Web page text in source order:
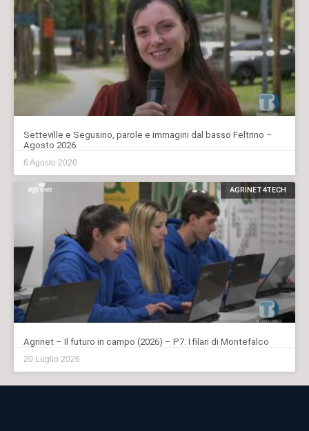
Setteville e Segusino, parole e immagini dal basso Feltrino –
Agosto 2026
6 Agosto 2026
AGRINET4TECH
Agrinet – Il futuro in campo (2026) – P7: I filari di Montefalco
20 Luglio 2026